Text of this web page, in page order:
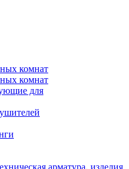
комнат
комнат
для
арматура, изделия